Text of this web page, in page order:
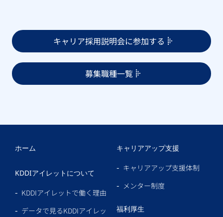
キャリア採用説明会に参加する
募集職種一覧
ホーム
KDDIアイレットについて
KDDIアイレットで働く理由
データで見るKDDIアイレッ
キャリアアップ支援
キャリアアップ支援体制
メンター制度
福利厚生